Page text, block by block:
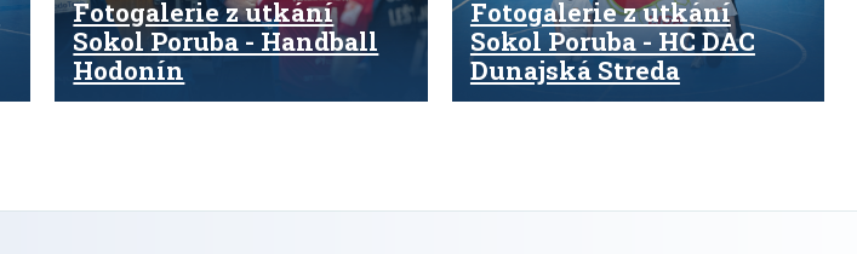
Fotogalerie z utkání
Sokol Poruba - Handball
Hodonín
Fotogalerie z utkání
Sokol Poruba - HC DAC
Dunajská Streda